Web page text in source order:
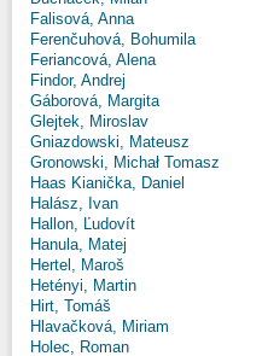
Falisová, Anna
Ferenčuhová, Bohumila
Feriancová, Alena
Findor, Andrej
Gáborová, Margita
Glejtek, Miroslav
Gniazdowski, Mateusz
Gronowski, Michał Tomasz
Haas Kianička, Daniel
Halász, Ivan
Hallon, Ľudovít
Hanula, Matej
Hertel, Maroš
Hetényi, Martin
Hirt, Tomáš
Hlavačková, Miriam
Holec, Roman